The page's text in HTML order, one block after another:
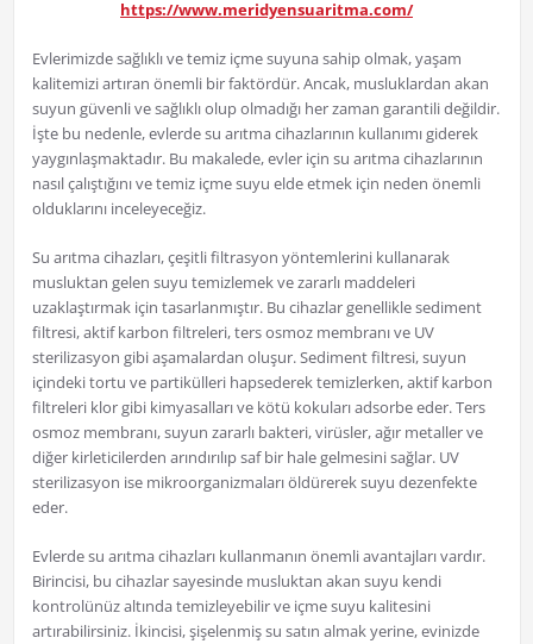
https://www.meridyensuaritma.com/
Evlerimizde sağlıklı ve temiz içme suyuna sahip olmak, yaşam
kalitemizi artıran önemli bir faktördür. Ancak, musluklardan akan
suyun güvenli ve sağlıklı olup olmadığı her zaman garantili değildir.
İşte bu nedenle, evlerde su arıtma cihazlarının kullanımı giderek
yaygınlaşmaktadır. Bu makalede, evler için su arıtma cihazlarının
nasıl çalıştığını ve temiz içme suyu elde etmek için neden önemli
olduklarını inceleyeceğiz.
Su arıtma cihazları, çeşitli filtrasyon yöntemlerini kullanarak
musluktan gelen suyu temizlemek ve zararlı maddeleri
uzaklaştırmak için tasarlanmıştır. Bu cihazlar genellikle sediment
filtresi, aktif karbon filtreleri, ters osmoz membranı ve UV
sterilizasyon gibi aşamalardan oluşur. Sediment filtresi, suyun
içindeki tortu ve partikülleri hapsederek temizlerken, aktif karbon
filtreleri klor gibi kimyasalları ve kötü kokuları adsorbe eder. Ters
osmoz membranı, suyun zararlı bakteri, virüsler, ağır metaller ve
diğer kirleticilerden arındırılıp saf bir hale gelmesini sağlar. UV
sterilizasyon ise mikroorganizmaları öldürerek suyu dezenfekte
eder.
Evlerde su arıtma cihazları kullanmanın önemli avantajları vardır.
Birincisi, bu cihazlar sayesinde musluktan akan suyu kendi
kontrolünüz altında temizleyebilir ve içme suyu kalitesini
artırabilirsiniz. İkincisi, şişelenmiş su satın almak yerine, evinizde